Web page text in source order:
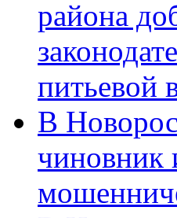
района
питьевой
В
чиновник